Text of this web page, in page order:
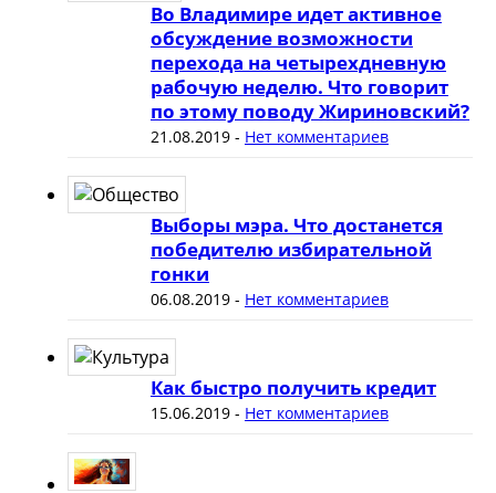
Во Владимире идет активное
обсуждение возможности
перехода на четырехдневную
рабочую неделю. Что говорит
по этому поводу Жириновский?
21.08.2019- Нет комментариев
Выборы мэра. Что достанется
победителю избирательной
гонки
06.08.2019- Нет комментариев
Как быстро получить кредит
15.06.2019- Нет комментариев